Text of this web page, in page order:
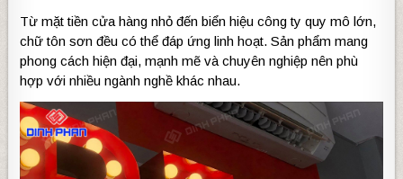
Từ mặt tiền cửa hàng nhỏ đến biển hiệu công ty quy mô lớn,
chữ tôn sơn đều có thể đáp ứng linh hoạt. Sản phẩm mang
phong cách hiện đại, mạnh mẽ và chuyên nghiệp nên phù
hợp với nhiều ngành nghề khác nhau.